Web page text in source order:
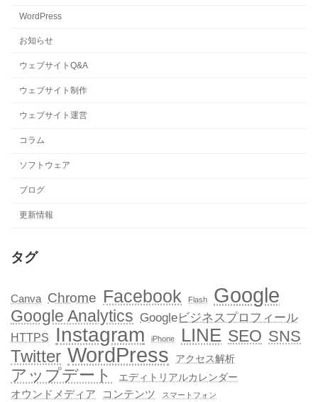
WordPress
お知らせ
ウェブサイトQ&A
ウェブサイト制作
ウェブサイト運営
コラム
ソフトウェア
ブログ
更新情報
タグ
Canva Chrome Facebook Flash Google
Google Analytics Googleビジネスプロフィール
HTTPS Instagram iPhone LINE SEO SNS
Twitter WordPress アクセス解析
アップデート エディトリアルカレンダー
オウンドメディア コンテンツ スマートフォン